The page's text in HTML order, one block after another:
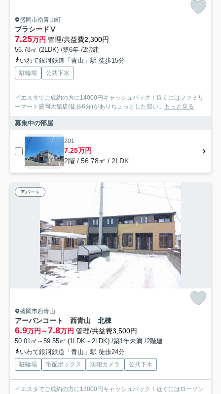
盛岡市南青山町
プラシードⅤ
7.25万円 管理/共益費2,300円
56.78㎡ (2LDK) /築6年 /2階建
いわて銀河鉄道「青山」駅 徒歩15分
駐輪場 公共下水
イエスタでご成約の方に14000円キャッシュバック！近くにはファミリ
ーマート盛岡大館店(徒歩6分)がありちょっとした買い... もっと見る
募集中の部屋
201
7.25万円
2階 / 56.78㎡ / 2LDK
アパート
盛岡市西青山
アーバンコート 西青山 北棟
6.9万円～7.8万円 管理/共益費3,500円
50.01㎡～59.55㎡ (1LDK～2LDK) /築1年未満 /2階建
いわて銀河鉄道「青山」駅 徒歩24分
駐輪場 宅配ボックス 防犯カメラ 公共下水
イエスタでご成約の方に13000円キャッシュバック！近くにはローソン